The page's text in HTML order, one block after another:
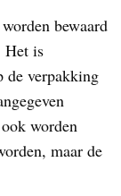
bewaard
Het is
de verpakking
worden
maar de